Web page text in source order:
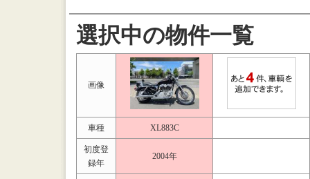
選択中の物件一覧
画像
車種 XL883C
初度登
録年
2004年